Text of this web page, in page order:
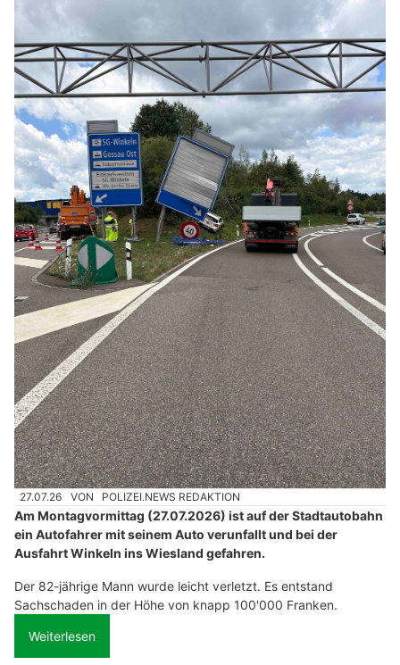
27.07.26 VON POLIZEI.NEWS REDAKTION
Am Montagvormittag (27.07.2026) ist auf der Stadtautobahn
ein Autofahrer mit seinem Auto verunfallt und bei der
Ausfahrt Winkeln ins Wiesland gefahren.
Der 82-jährige Mann wurde leicht verletzt. Es entstand
Sachschaden in der Höhe von knapp 100'000 Franken.
Weiterlesen